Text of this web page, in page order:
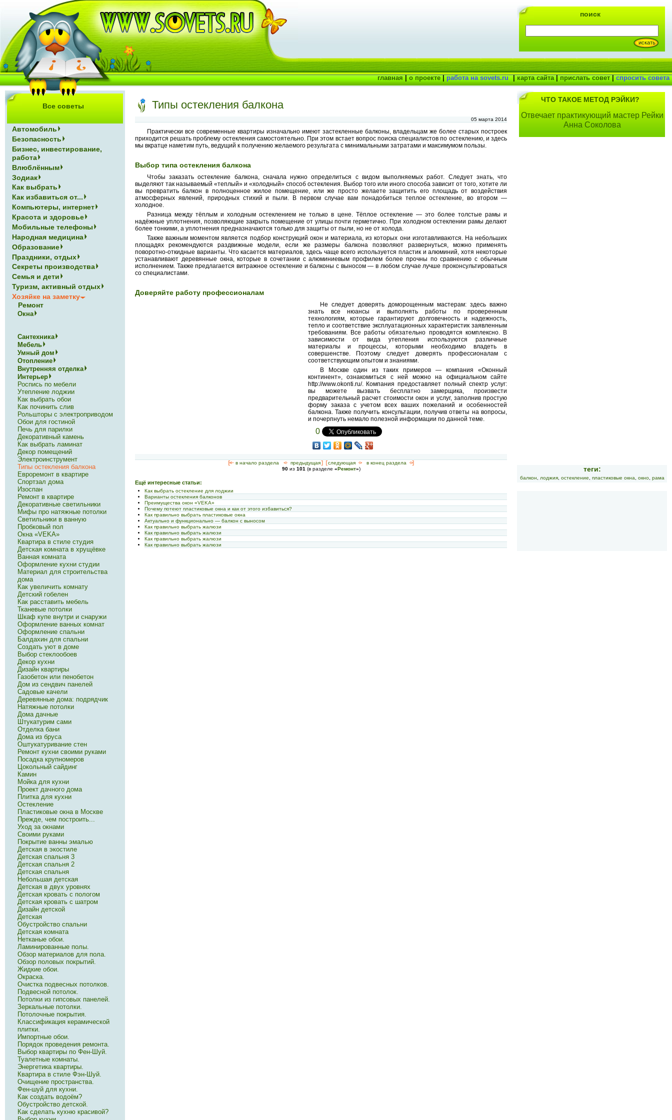
Типы остекления балкона
05 марта 2014
Практически все современные квартиры изначально имеют застекленные балконы, владельцам же более старых построек
приходится решать проблему остекления самостоятельно. При этом встает вопрос поиска специалистов по остеклению, и здесь
мы вкратце наметим путь, ведущий к получению желаемого результата с минимальными затратами и максимумом пользы.
Выбор типа остекления балкона
Чтобы заказать остекление балкона, сначала нужно определиться с видом выполняемых работ. Следует знать, что
выделяют так называемый «теплый» и «холодный» способ остекления. Выбор того или иного способа зависит от того, хотите ли
вы превратить балкон в полноценное жилое помещение, или же просто желаете защитить его площадь от воздействия
атмосферных явлений, природных стихий и пыли. В первом случае вам понадобиться теплое остекление, во втором —
холодное.
Разница между тёплым и холодным остеклением не только в цене. Тёплое остекление — это более толстые рамы и
надёжные уплотнения, позволяющие закрыть помещение от улицы почти герметично. При холодном остеклении рамы делают
более тонкими, а уплотнения предназначаются только для защиты от пыли, но не от холода.
Также важным моментом является подбор конструкций окон и материала, из которых они изготавливаются. На небольших
площадях рекомендуются раздвижные модели, если же размеры балкона позволяют развернуться, можно применять
поворотно-откидные варианты. Что касается материалов, здесь чаще всего используется пластик и алюминий, хотя некоторые
устанавливают деревянные окна, которые в сочетании с алюминиевым профилем более прочны по сравнению с обычным
исполнением. Также предлагается витражное остекление и балконы с выносом — в любом случае лучше проконсультироваться
со специалистами.
Доверяйте работу профессионалам
Не следует доверять доморощенным мастерам: здесь важно
знать все нюансы и выполнять работы по проверенным
технологиям, которые гарантируют долговечность и надежность,
тепло и соответствие эксплуатационных характеристик заявленным
требованиям. Все работы обязательно проводятся комплексно. В
зависимости от вида утепления используются различные
материалы и процессы, которыми необходимо владеть в
совершенстве. Поэтому следует доверять профессионалам с
соответствующим опытом и знаниями.
В Москве один из таких примеров — компания «Оконный
континент», ознакомиться с ней можно на официальном сайте
http://www.okonti.ru/. Компания предоставляет полный спектр услуг:
вы можете вызвать бесплатно замерщика, произвести
предварительный расчет стоимости окон и услуг, заполнив простую
форму заказа с учетом всех ваших пожеланий и особенностей
балкона. Также получить консультации, получив ответы на вопросы,
и почерпнуть немало полезной информации по данной теме.
0
[<— в начало раздела <- предыдущая] [ следующая -> в конец раздела ->]
90из 101 (в разделе «Ремонт»)
Ещё интересные статьи:
Как выбрать остекление для лоджии
Варианты остекления балконов
Преимущества окон «VEKA»
Почему потеют пластиковые окна и как от этого избавиться?
Как правильно выбрать пластиковые окна
Актуально и функционально — балкон с выносом
Как правильно выбрать жалюзи
Как правильно выбрать жалюзи
Как правильно выбрать жалюзи
Как правильно выбрать жалюзи
Все советы
Автомобиль
Безопасность
Бизнес, инвестирование,
работа
Влюблённым
Зодиак
Как выбрать
Как избавиться от...
Компьютеры, интернет
Красота и здоровье
Мобильные телефоны
Народная медицина
Образование
Праздники, отдых
Секреты производства
Семья и дети
Туризм, активный отдых
Хозяйке на заметку
Ремонт
Окна
Сантехника
Мебель
Умный дом
Отопление
Внутренняя отделка
Интерьер
Роспись по мебели
Утепление лоджии
Как выбрать обои
Как починить слив
Рольшторы с электроприводом
Обои для гостиной
Печь для парилки
Декоративный камень
Как выбрать ламинат
Декор помещений
Электроинструмент
Типы остекления балкона
Евроремонт в квартире
Спортзал дома
Изоспан
Ремонт в квартире
Декоративные светильники
Мифы про натяжные потолки
Светильники в ванную
Пробковый пол
Окна «VEKA»
Квартира в стиле студия
Детская комната в хрущёвке
Ванная комната
Оформление кухни студии
Материал для строительства
дома
Как увеличить комнату
Детский гобелен
Как расставить мебель
Тканевые потолки
Шкаф купе внутри и снаружи
Оформление ванных комнат
Оформление спальни
Балдахин для спальни
Создать уют в доме
Выбор стеклообоев
Декор кухни
Дизайн квартиры
Газобетон или пенобетон
Дом из сендвич панелей
Садовые качели
Деревянные дома: подрядчик
Натяжные потолки
Дома дачные
Штукатурим сами
Отделка бани
Дома из бруса
Оштукатуривание стен
Ремонт кухни своими руками
Посадка крупномеров
Цокольный сайдинг
Камин
Мойка для кухни
Проект дачного дома
Плитка для кухни
Остекление
Пластиковые окна в Москве
Прежде, чем построить...
Уход за окнами
Своими руками
Покрытие ванны эмалью
Детская в экостиле
Детская спальня 3
Детская спальня 2
Детская спальня
Небольшая детская
Детская в двух уровнях
Детская кровать с пологом
Детская кровать с шатром
Дизайн детской
Детская
Обустройство спальни
Детская комната
Нетканые обои.
Ламинированные полы.
Обзор материалов для пола.
Обзор половых покрытий.
Жидкие обои.
Окраска.
Очистка подвесных потолков.
Подвесной потолок.
Потолки из гипсовых панелей.
Зеркальные потолки.
Потолочные покрытия.
Классификация керамической
плитки.
Импортные обои.
Порядок проведения ремонта.
Выбор квартиры по Фен-Шуй.
Туалетные комнаты.
Энергетика квартиры.
Квартира в стиле Фэн-Шуй.
Очищение пространства.
Фен-шуй для кухни.
Как создать водоём?
Обустройство детской.
Как сделать кухню красивой?
ЧТО ТАКОЕ МЕТОД РЭЙКИ?
Отвечает практикующий мастер Рейки
Анна Соколова
теги:
балкон лоджия, остекление пластиковые окна окно, рама
поиск
главная|о проекте|работа на sovets.ru |карта сайта|прислать совет|спросить совета